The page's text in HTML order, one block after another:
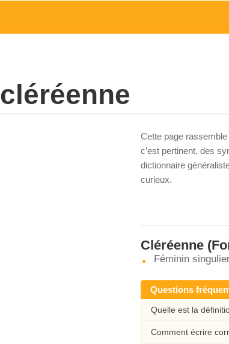
cléréenne
Cette page
c’est pertinent, des
dictionnaire
curieux.
Cléréenne
Féminin
Questions
Quelle est la
Comment écrire